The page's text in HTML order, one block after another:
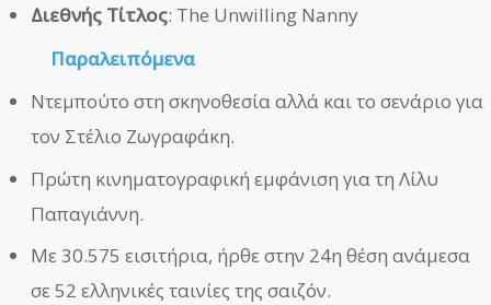
Διεθνής Τίτλος: The Unwilling Nanny
Παραλειπόμενα
Ντεμπούτο στη σκηνοθεσία αλλά και το σενάριο για
τον Στέλιο Ζωγραφάκη.
Πρώτη κινηματογραφική εμφάνιση για τη Λίλυ
Παπαγιάννη.
Με 30.575 εισιτήρια, ήρθε στην 24η θέση ανάμεσα
σε 52 ελληνικές ταινίες της σαιζόν.